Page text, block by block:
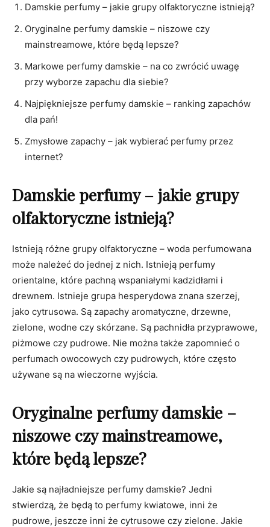
Damskie perfumy – jakie grupy olfaktoryczne istnieją?
Oryginalne perfumy damskie – niszowe czy
mainstreamowe, które będą lepsze?
Markowe perfumy damskie – na co zwrócić uwagę
przy wyborze zapachu dla siebie?
Najpiękniejsze perfumy damskie – ranking zapachów
dla pań!
Zmysłowe zapachy – jak wybierać perfumy przez
internet?
Damskie perfumy – jakie grupy
olfaktoryczne istnieją?
Istnieją różne grupy olfaktoryczne – woda perfumowana
może należeć do jednej z nich. Istnieją perfumy
orientalne, które pachną wspaniałymi kadzidłami i
drewnem. Istnieje grupa hesperydowa znana szerzej,
jako cytrusowa. Są zapachy aromatyczne, drzewne,
zielone, wodne czy skórzane. Są pachnidła przyprawowe,
piżmowe czy pudrowe. Nie można także zapomnieć o
perfumach owocowych czy pudrowych, które często
używane są na wieczorne wyjścia.
Oryginalne perfumy damskie –
niszowe czy mainstreamowe,
które będą lepsze?
Jakie są najładniejsze perfumy damskie? Jedni
stwierdzą, że będą to perfumy kwiatowe, inni że
pudrowe, jeszcze inni że cytrusowe czy zielone. Jakie